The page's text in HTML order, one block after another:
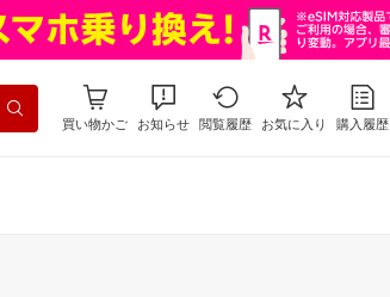
買い物かご お知らせ 閲覧履歴 お気に入り 購入履歴